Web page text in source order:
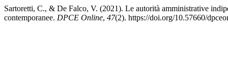
Sartoretti, C., & De Falco, V. (2021). Le autorità amministrative
contemporanee. DPCE Online, 47(2). https://doi.org/10.57660/